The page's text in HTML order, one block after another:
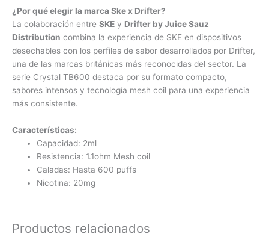
¿Por qué elegir la marca Ske x Drifter?
La colaboración entre SKE y Drifter by Juice Sauz
Distribution combina la experiencia de SKE en dispositivos
desechables con los perfiles de sabor desarrollados por Drifter,
una de las marcas británicas más reconocidas del sector. La
serie Crystal TB600 destaca por su formato compacto,
sabores intensos y tecnología mesh coil para una experiencia
más consistente.
Características:
Capacidad: 2ml
Resistencia: 1.1ohm Mesh coil
Caladas: Hasta 600 puffs
Nicotina: 20mg
Productos relacionados